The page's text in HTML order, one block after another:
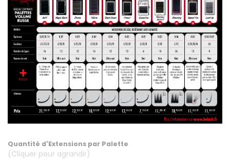
Quantité d'Extensions par Palette
(Cliquer pour agrandir)